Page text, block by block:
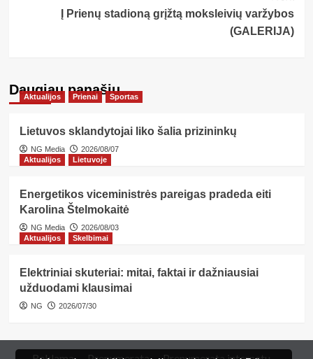
Į Prienų stadioną grįžtą moksleivių varžybos
(GALERIJA)
Daugiau panašių…
Aktualijos Prienai Sportas
Lietuvos sklandytojai liko šalia prizininkų
NG Media
2026/08/07
Aktualijos
Lietuvoje
Energetikos viceministrės pareigas pradeda eiti
Karolina Štelmokaitė
NG Media
2026/08/03
Aktualijos
Skelbimai
Elektriniai skuteriai: mitai, faktai ir dažniausiai
užduodami klausimai
NG 2026/07/30